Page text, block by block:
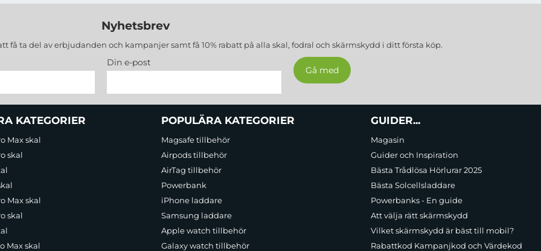
Nyhetsbrev
få ta del av erbjudanden och kampanjer samt få 10% rabatt på alla skal, fodral och skärmskydd i ditt första köp.
Din e-post
KATEGORIER
Max skal
skal
Max skal
skal
Max skal
POPULÄRA KATEGORIER
Magsafe tillbehör
Airpods tillbehör
AirTag tillbehör
Powerbank
iPhone laddare
Samsung laddare
Apple watch tillbehör
Galaxy watch tillbehör
GUIDER...
Magasin
Guider och Inspiration
Bästa Trådlösa Hörlurar 2025
Bästa Solcellsladdare
Powerbanks - En guide
Att välja rätt skärmskydd
Vilket skärmskydd är bäst till mobil?
Rabattkod Kampanjkod och Värdekod